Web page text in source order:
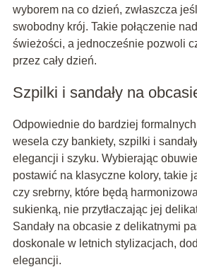
wyborem na co dzień, zwłaszcza
swobodny krój. Takie połączenie
świeżości, a jednocześnie pozwoli
przez cały dzień.
Szpilki i sandały na
Odpowiednie do bardziej
wesela czy bankiety, szpilki i
elegancji i szyku. Wybierając
postawić na klasyczne kolory, takie
czy srebrny, które będą
sukienką, nie przytłaczając jej
Sandały na obcasie z delikatnymi
doskonale w letnich stylizacjach,
elegancji.